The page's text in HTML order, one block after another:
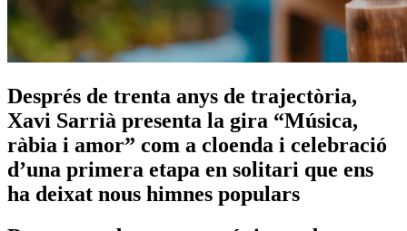
Després de trenta anys de trajectòria,
Xavi Sarrià presenta la gira “Música,
ràbia i amor” com a cloenda i celebració
d’una primera etapa en solitari que ens
ha deixat nous himnes populars